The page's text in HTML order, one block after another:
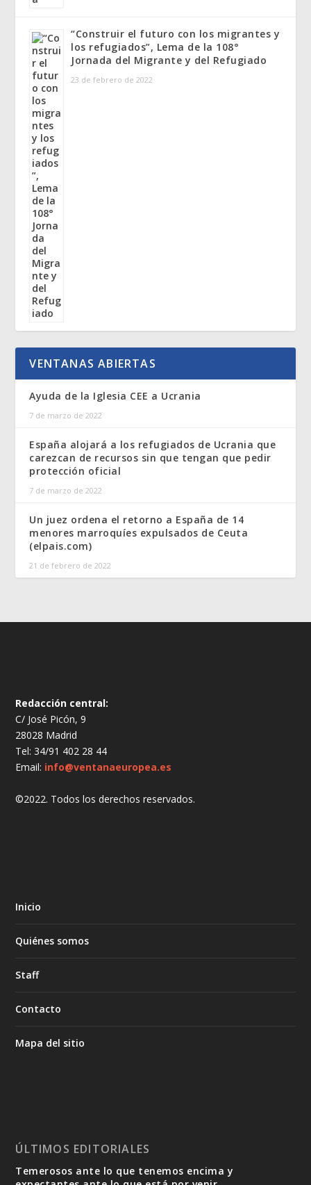
“Construir el futuro con los migrantes y
los refugiados”, Lema de la 108°
Jornada del Migrante y del Refugiado
23 de febrero de 2022
VENTANAS ABIERTAS
Ayuda de la Iglesia CEE a Ucrania
7 de marzo de 2022
España alojará a los refugiados de Ucrania que
carezcan de recursos sin que tengan que pedir
protección oficial
7 de marzo de 2022
Un juez ordena el retorno a España de 14
menores marroquíes expulsados de Ceuta
(elpais.com)
21 de febrero de 2022
Redacción central:
C/ José Picón, 9
28028 Madrid
Tel: 34/91 402 28 44
Email: info@ventanaeuropea.es
©2022. Todos los derechos reservados.
Inicio
Quiénes somos
Staff
Contacto
Mapa del sitio
ÚLTIMOS EDITORIALES
Temerosos ante lo que tenemos encima y